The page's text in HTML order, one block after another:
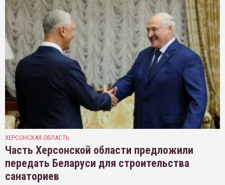
ХЕРСОНСКАЯ ОБЛАСТЬ
Часть Херсонской области предложили
передать Беларуси для строительства
санаториев